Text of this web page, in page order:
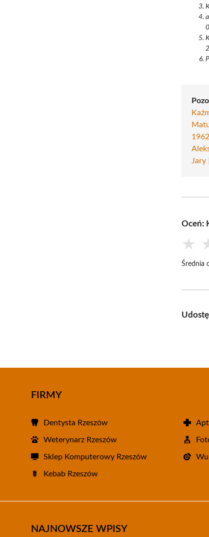
Jary
Oceń:
★
Średnia
FIRMY
Dentysta Rzeszów
Weterynarz Rzeszów
Sklep Komputerowy Rzeszów
Kebab Rzeszów
NAJNOWSZE WPISY